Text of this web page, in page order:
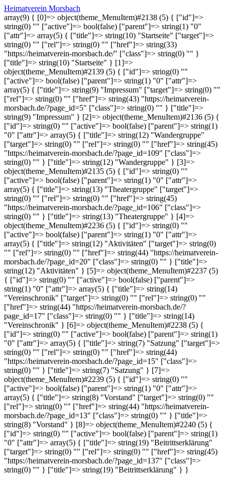
Heimatverein Morsbach
array(9) { [0]=> object(theme_MenuItem)#2138 (5) { ["id"]=>
string(0) "" ["active"]=> bool(false) ["parent"]=> string(1) "0"
["attr"]=> array(5) { ["title"]=> string(10) "Startseite" ["target"]=>
string(0) "" ["rel"]=> string(0) "" ["href"]=> string(33)
"https://heimatverein-morsbach.de/" ["class"]=> string(0) "" }
["title"]=> string(10) "Startseite" } [1]=>
object(theme_MenuItem)#2139 (5) { ["id"]=> string(0) ""
["active"]=> bool(false) ["parent"]=> string(1) "0" ["attr"]=>
array(5) { ["title"]=> string(9) "Impressum" ["target"]=> string(0) ""
["rel"]=> string(0) "" ["href"]=> string(43) "https://heimatverein-
morsbach.de/?page_id=5" ["class"]=> string(0) "" } ["title"]=>
string(9) "Impressum" } [2]=> object(theme_MenuItem)#2136 (5) {
["id"]=> string(0) "" ["active"]=> bool(false) ["parent"]=> string(1)
"0" ["attr"]=> array(5) { ["title"]=> string(12) "Wandergruppe"
["target"]=> string(0) "" ["rel"]=> string(0) "" ["href"]=> string(45)
"https://heimatverein-morsbach.de/?page_id=109" ["class"]=>
string(0) "" } ["title"]=> string(12) "Wandergruppe" } [3]=>
object(theme_MenuItem)#2135 (5) { ["id"]=> string(0) ""
["active"]=> bool(false) ["parent"]=> string(1) "0" ["attr"]=>
array(5) { ["title"]=> string(13) "Theatergruppe" ["target"]=>
string(0) "" ["rel"]=> string(0) "" ["href"]=> string(45)
"https://heimatverein-morsbach.de/?page_id=106" ["class"]=>
string(0) "" } ["title"]=> string(13) "Theatergruppe" } [4]=>
object(theme_MenuItem)#2236 (5) { ["id"]=> string(0) ""
["active"]=> bool(false) ["parent"]=> string(1) "0" ["attr"]=>
array(5) { ["title"]=> string(12) "Aktivitäten" ["target"]=> string(0)
"" ["rel"]=> string(0) "" ["href"]=> string(44) "https://heimatverein-
morsbach.de/?page_id=20" ["class"]=> string(0) "" } ["title"]=>
string(12) "Aktivitäten" } [5]=> object(theme_MenuItem)#2237 (5)
{ ["id"]=> string(0) "" ["active"]=> bool(false) ["parent"]=>
string(1) "0" ["attr"]=> array(5) { ["title"]=> string(14)
"Vereinschronik" ["target"]=> string(0) "" ["rel"]=> string(0) ""
["href"]=> string(44) "https://heimatverein-morsbach.de/?
page_id=17" ["class"]=> string(0) "" } ["title"]=> string(14)
"Vereinschronik" } [6]=> object(theme_MenuItem)#2238 (5) {
["id"]=> string(0) "" ["active"]=> bool(false) ["parent"]=> string(1)
"0" ["attr"]=> array(5) { ["title"]=> string(7) "Satzung" ["target"]=>
string(0) "" ["rel"]=> string(0) "" ["href"]=> string(44)
"https://heimatverein-morsbach.de/?page_id=15" ["class"]=>
string(0) "" } ["title"]=> string(7) "Satzung" } [7]=>
object(theme_MenuItem)#2239 (5) { ["id"]=> string(0) ""
["active"]=> bool(false) ["parent"]=> string(1) "0" ["attr"]=>
array(5) { ["title"]=> string(8) "Vorstand" ["target"]=> string(0) ""
["rel"]=> string(0) "" ["href"]=> string(44) "https://heimatverein-
morsbach.de/?page_id=13" ["class"]=> string(0) "" } ["title"]=>
string(8) "Vorstand" } [8]=> object(theme_MenuItem)#2240 (5) {
["id"]=> string(0) "" ["active"]=> bool(false) ["parent"]=> string(1)
"0" ["attr"]=> array(5) { ["title"]=> string(19) "Beitrittserklärung"
["target"]=> string(0) "" ["rel"]=> string(0) "" ["href"]=> string(45)
"https://heimatverein-morsbach.de/?page_id=137" ["class"]=>
string(0) "" } ["title"]=> string(19) "Beitrittserklärung" } }